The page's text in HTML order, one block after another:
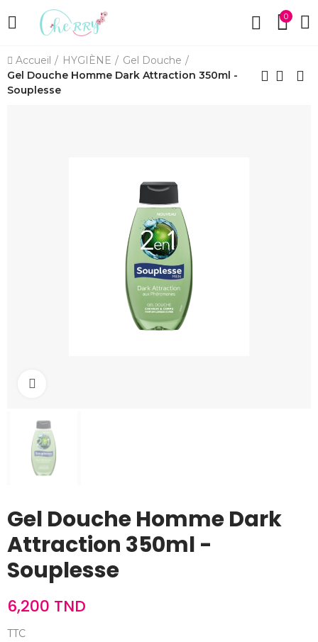
0
Accueil HYGIÈNE
Gel Douche
Gel Douche Homme Dark Attraction 350ml -
Souplesse
Gel Douche Homme Dark
Attraction 350ml -
Souplesse
6,200 TND
TTC